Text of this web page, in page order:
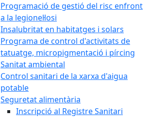
Programació de gestió del risc enfront
a la legionel·losi
Insalubritat en habitatges i solars
Programa de control d'activitats de
tatuatge, micropigmentació i pírcing
Sanitat ambiental
Control sanitari de la xarxa d'aigua
potable
Seguretat alimentària
Inscripció al Registre Sanitari